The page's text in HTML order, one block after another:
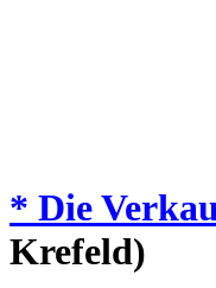
* Die
Krefeld)